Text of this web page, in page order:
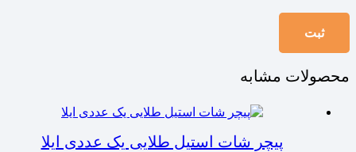
محصولات مشابه
پیچر شات استیل طلایی یک عددی ایلا